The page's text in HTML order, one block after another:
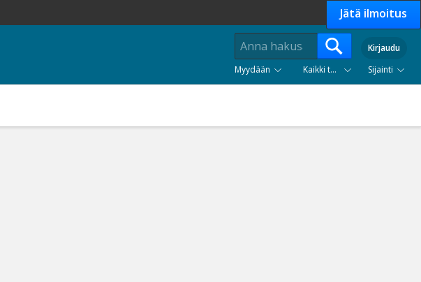
Jätä ilmoitus
Kirjaudu
Myydään
Kaikki tuoteryhmät Sijainti